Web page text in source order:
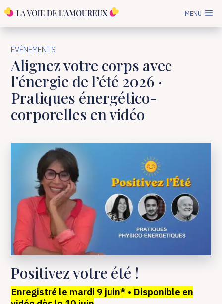
MENU
ÉVÉNEMENTS
Alignez votre corps avec
l’énergie de l’été 2026 ·
Pratiques énergético-
corporelles en vidéo
Positivez votre été !
Enregistré le mardi 9 juin* • Disponible en